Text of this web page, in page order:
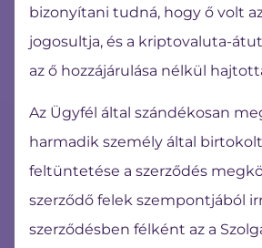
bizonyítani tudná, hogy ő volt
jogosultja, és a kriptovaluta-
az ő hozzájárulása nélkül
Az Ügyfél által szándékosan
harmadik személy által
feltüntetése a szerződés
szerződő felek szempontjából
szerződésben félként az a